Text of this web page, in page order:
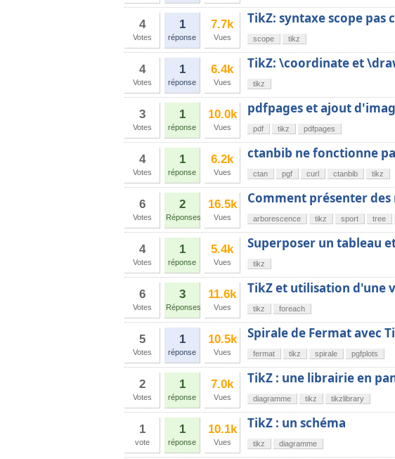
4
Votes
1
réponse
7.7k
Vues
TikZ: syntaxe scope pas
scope tikz
4
Votes
1
réponse
6.4k
Vues
TikZ: \coordinate et
tikz
3
Votes
1
réponse
10.0k
Vues
pdfpages et ajout
pdf tikz pdfpages
4
Votes
1
réponse
6.2k
Vues
ctanbib ne fonctionne
ctan pgf curl ctanbib tikz
6
Votes
2
Réponses
16.5k
Vues
Comment présenter des
arborescence tikz sport tree
4
Votes
1
réponse
5.4k
Vues
Superposer un tableau
tikz
6
Votes
3
Réponses
11.6k
Vues
TikZ et utilisation d'une
tikz foreach
5
Votes
1
réponse
10.5k
Vues
Spirale de Fermat avec
fermat tikz spirale pgfplots
2
Votes
1
réponse
7.0k
Vues
TikZ : une librairie en
diagramme tikz tikzlibrary
1
vote
1
réponse
10.1k
Vues
TikZ : un schéma
tikz diagramme